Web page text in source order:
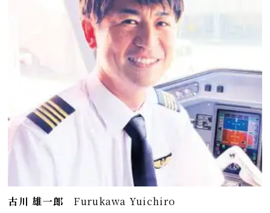
古川 雄一郎 Furukawa Yuichiro